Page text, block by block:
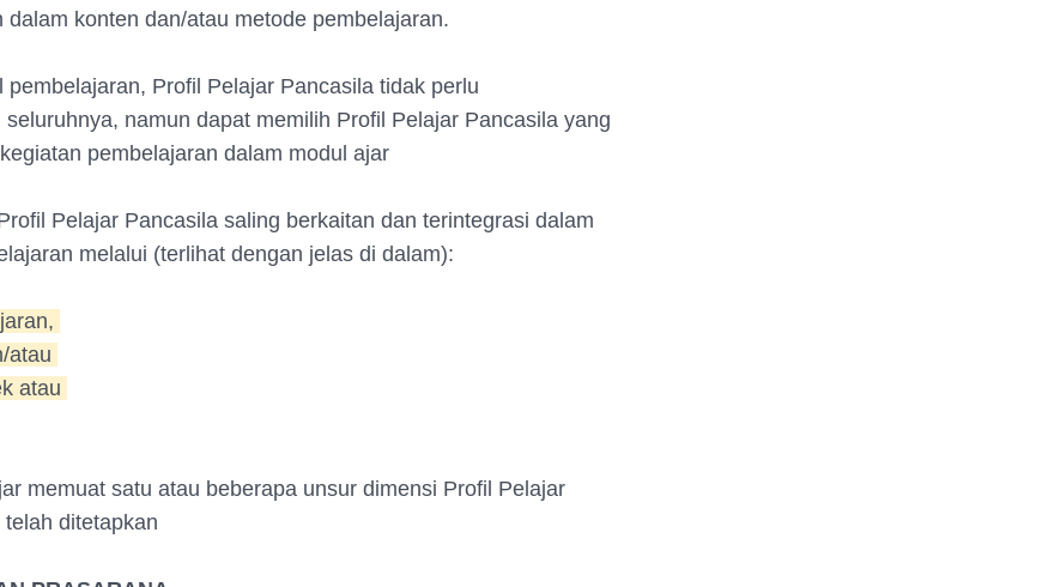
dalam konten dan/atau metode pembelajaran.
pembelajaran, Profil Pelajar Pancasila tidak perlu
seluruhnya, namun dapat memilih Profil Pelajar Pancasila yang
pembelajaran dalam modul ajar
Pelajar Pancasila saling berkaitan dan terintegrasi dalam
melalui (terlihat dengan jelas di dalam):
atau
atau
memuat satu atau beberapa unsur dimensi Profil Pelajar
ditetapkan